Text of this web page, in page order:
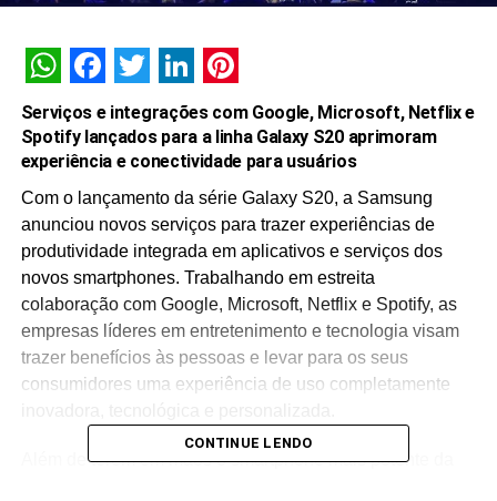
WhatsApp
Facebook
Twitter
LinkedIn
Pinterest
Serviços e integrações com Google, Microsoft, Netflix e
Spotify lançados para a linha Galaxy S20 aprimoram
experiência e conectividade para usuários
Com o lançamento da série Galaxy S20, a Samsung
anunciou novos serviços para trazer experiências de
produtividade integrada em aplicativos e serviços dos
novos smartphones. Trabalhando em estreita
colaboração com Google, Microsoft, Netflix e Spotify, as
empresas líderes em entretenimento e tecnologia visam
trazer benefícios às pessoas e levar para os seus
consumidores uma experiência de uso completamente
Além de terem em mãos o smartphone mais potente da
CONTINUE LENDO